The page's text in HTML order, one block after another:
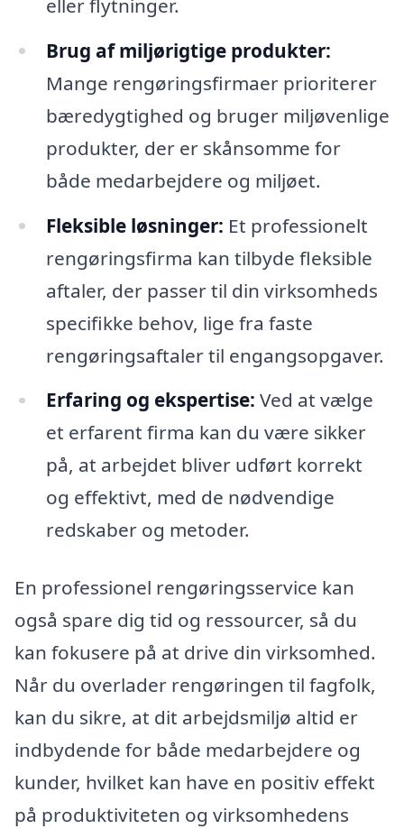
eller flytninger.
Brug af miljørigtige produkter:
Mange rengøringsfirmaer prioriterer
bæredygtighed og bruger miljøvenlige
produkter, der er skånsomme for
både medarbejdere og miljøet.
Fleksible løsninger: Et professionelt
rengøringsfirma kan tilbyde fleksible
aftaler, der passer til din virksomheds
specifikke behov, lige fra faste
rengøringsaftaler til engangsopgaver.
Erfaring og ekspertise: Ved at vælge
et erfarent firma kan du være sikker
på, at arbejdet bliver udført korrekt
og effektivt, med de nødvendige
redskaber og metoder.
En professionel rengøringsservice kan
også spare dig tid og ressourcer, så du
kan fokusere på at drive din virksomhed.
Når du overlader rengøringen til fagfolk,
kan du sikre, at dit arbejdsmiljø altid er
indbydende for både medarbejdere og
kunder, hvilket kan have en positiv effekt
på produktiviteten og virksomhedens